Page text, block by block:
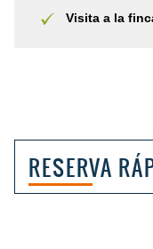
Visita a la
RESERVA